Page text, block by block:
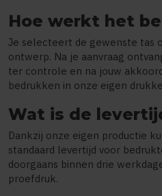
Hoe werkt het
Je selecteert de gewenste tas
ontwerp. Na je aanvraag
ter controle en na jouw
bedrukken in onze eigen
Wat is de
Dankzij onze eigen productie
standaard levertijd voor
doorgaans binnen drie
proefdruk.